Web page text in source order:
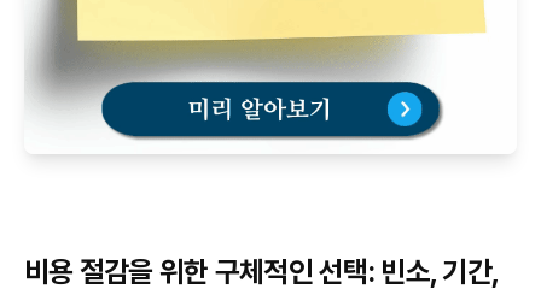
비용 절감을 위한 구체적인 선택: 빈소, 기간,